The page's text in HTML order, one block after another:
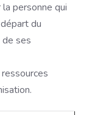
personne qui
du
de ses